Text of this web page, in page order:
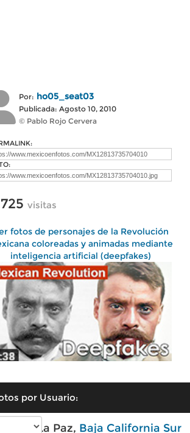
Por: ho05_seat03
Publicada: Agosto 10, 2010
© Pablo Rojo Cervera
visitas
fotos de personajes de la Revolución
coloreadas y animadas mediante
inteligencia artificial (deepfakes)
por Usuario:
de La Paz, Baja California Sur